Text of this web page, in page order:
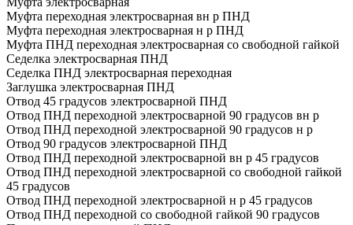
Муфта переходная электросварная вн р ПНД
Муфта переходная электросварная н р ПНД
Муфта ПНД переходная электросварная со свободной гайкой
Седелка электросварная ПНД
Седелка ПНД электросварная переходная
Заглушка электросварная ПНД
Отвод 45 градусов электросварной ПНД
Отвод ПНД переходной электросварной 90 градусов вн р
Отвод ПНД переходной электросварной 90 градусов н р
Отвод 90 градусов электросварной ПНД
Отвод ПНД переходной электросварной вн р 45 градусов
Отвод ПНД переходной электросварной со свободной гайкой
45 градусов
Отвод ПНД переходной электросварной н р 45 градусов
Отвод ПНД переходной со свободной гайкой 90 градусов